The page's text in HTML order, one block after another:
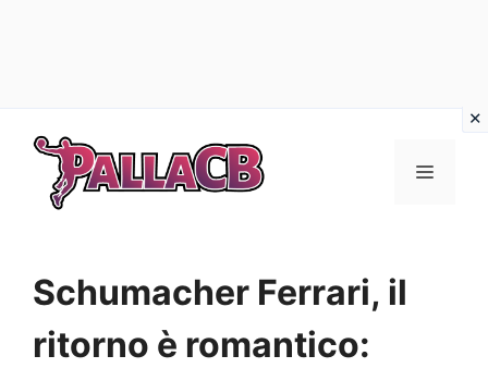
contenuto
Menu
Schumacher Ferrari, il
ritorno è romantico: